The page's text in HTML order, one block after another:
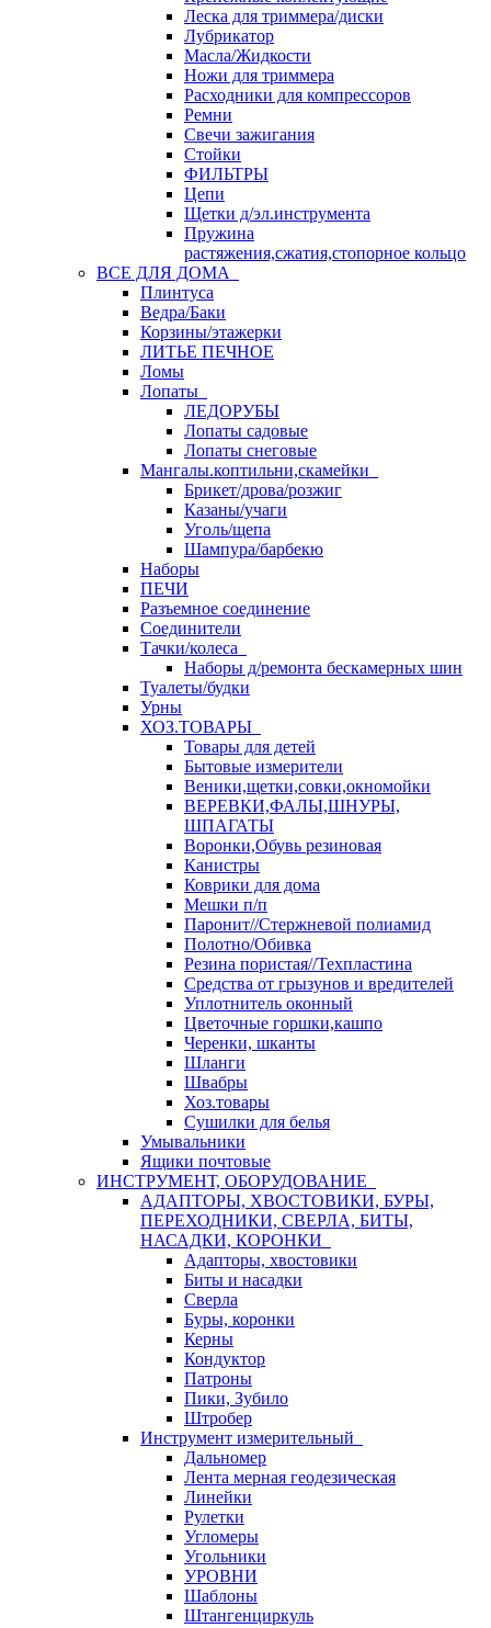
Леска для триммера/диски
Лубрикатор
Масла/Жидкости
Ножи для триммера
Расходники для компрессоров
Ремни
Свечи зажигания
Стойки
ФИЛЬТРЫ
Цепи
Щетки д/эл.инструмента
Пружина
растяжения,сжатия,стопорное кольцо
ВСЕ ДЛЯ ДОМА
Плинтуса
Ведра/Баки
Корзины/этажерки
ЛИТЬЕ ПЕЧНОЕ
Ломы
Лопаты
ЛЕДОРУБЫ
Лопаты садовые
Лопаты снеговые
Мангалы.коптильни,скамейки
Брикет/дрова/розжиг
Казаны/учаги
Уголь/щепа
Шампура/барбекю
Наборы
ПЕЧИ
Разъемное соединение
Соединители
Тачки/колеса
Наборы д/ремонта бескамерных шин
Туалеты/будки
Урны
ХОЗ.ТОВАРЫ
Товары для детей
Бытовые измерители
Веники,щетки,совки,окномойки
ВЕРЕВКИ,ФАЛЫ,ШНУРЫ,
ШПАГАТЫ
Воронки,Обувь резиновая
Канистры
Коврики для дома
Мешки п/п
Паронит//Стержневой полиамид
Полотно/Обивка
Резина пористая//Техпластина
Средства от грызунов и вредителей
Уплотнитель оконный
Цветочные горшки,кашпо
Черенки, шканты
Шланги
Швабры
Хоз.товары
Сушилки для белья
Умывальники
Ящики почтовые
ИНСТРУМЕНТ, ОБОРУДОВАНИЕ
АДАПТОРЫ, ХВОСТОВИКИ, БУРЫ,
ПЕРЕХОДНИКИ, СВЕРЛА, БИТЫ,
НАСАДКИ, КОРОНКИ
Адапторы, хвостовики
Биты и насадки
Сверла
Буры, коронки
Керны
Кондуктор
Патроны
Пики, Зубило
Штробер
Инструмент измерительный
Дальномер
Лента мерная геодезическая
Линейки
Рулетки
Угломеры
Угольники
УРОВНИ
Шаблоны
Штангенциркуль